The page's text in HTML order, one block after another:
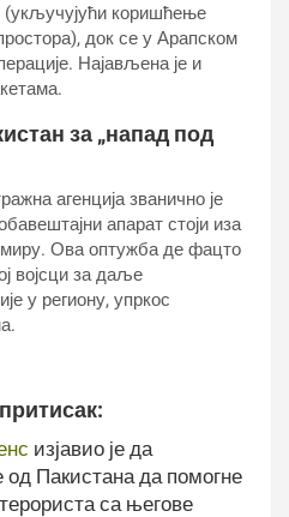
(укључујући коришћење
док се у Арапском
Најављена је и
за „напад под
агенција званично је
апарат стоји иза
Ова оптужба де фацто
војсци за даље
у региону, упркос
изјавио је да
од Пакистана да помогне
са његове